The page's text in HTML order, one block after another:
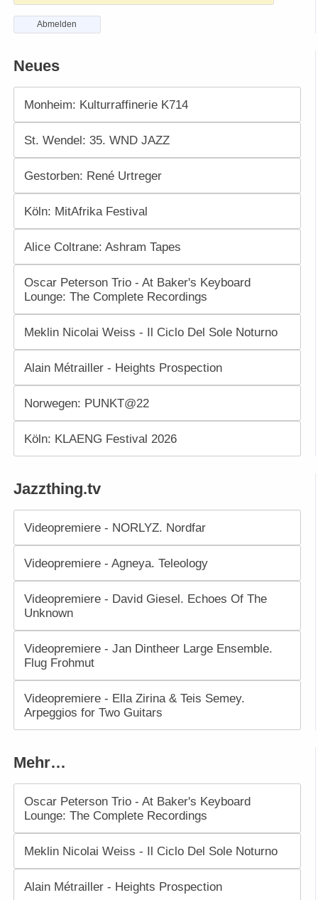
Abmelden
Neues
Monheim: Kulturraffinerie K714
St. Wendel: 35. WND JAZZ
Gestorben: René Urtreger
Köln: MitAfrika Festival
Alice Coltrane: Ashram Tapes
Oscar Peterson Trio - At Baker's Keyboard
Lounge: The Complete Recordings
Meklin Nicolai Weiss - Il Ciclo Del Sole Noturno
Alain Métrailler - Heights Prospection
Norwegen: PUNKT@22
Köln: KLAENG Festival 2026
Jazzthing.tv
Videopremiere - NORLYZ. Nordfar
Videopremiere - Agneya. Teleology
Videopremiere - David Giesel. Echoes Of The
Unknown
Videopremiere - Jan Dintheer Large Ensemble.
Flug Frohmut
Videopremiere - Ella Zirina & Teis Semey.
Arpeggios for Two Guitars
Mehr…
Oscar Peterson Trio - At Baker's Keyboard
Lounge: The Complete Recordings
Meklin Nicolai Weiss - Il Ciclo Del Sole Noturno
Alain Métrailler - Heights Prospection